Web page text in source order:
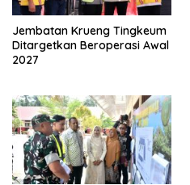
Jembatan Krueng Tingkeum
Ditargetkan Beroperasi Awal
2027